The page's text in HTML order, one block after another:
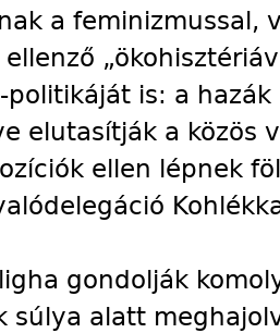
a feminizmussal,
politikáját is: a
elutasítják a közös
ellen lépnek
gondolják
súlya alatt